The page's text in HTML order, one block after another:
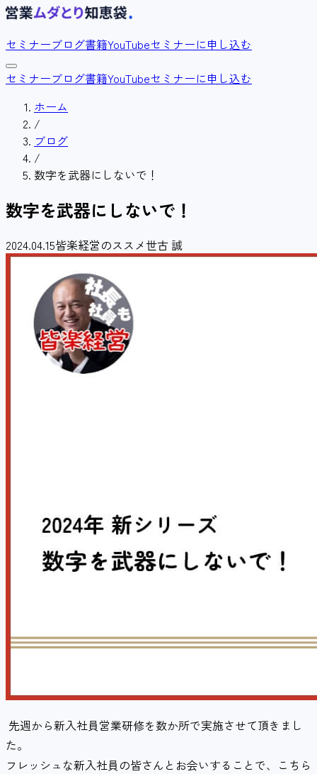
セミナーブログ書籍YouTubeセミナーに申し込む
セミナーブログ書籍YouTubeセミナーに申し込む
ホーム
/
ブログ
/
数字を武器にしないで！
数字を武器にしないで！
2024.04.15皆楽経営のススメ世古 誠
先週から新入社員営業研修を数か所で実施させて頂きまし
た。
フレッシュな新入社員の皆さんとお会いすることで、こちら